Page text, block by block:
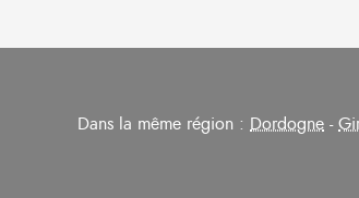
Dans la même région : Dordogne -